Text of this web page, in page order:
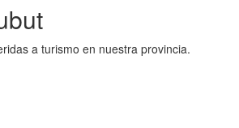
a turismo en nuestra provincia.